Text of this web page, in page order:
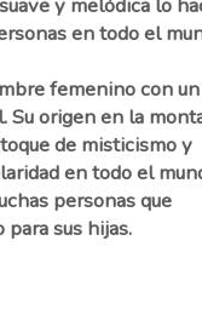
en todo el
femenino con un
Su origen en la
de misticismo y
en todo el
personas que
sus hijas.